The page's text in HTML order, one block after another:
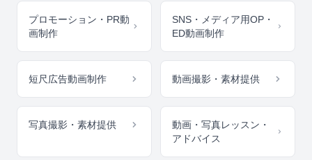
プロモーション・PR動
画制作
SNS・メディア用OP・
ED動画制作
短尺広告動画制作 動画撮影・素材提供
写真撮影・素材提供
動画・写真レッスン・
アドバイス